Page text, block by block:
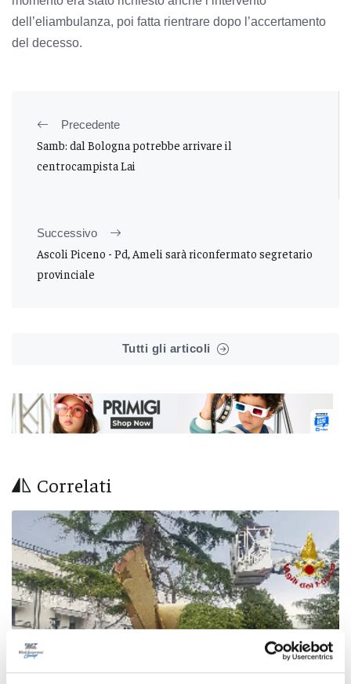
dell’eliambulanza, poi fatta rientrare dopo l’accertamento
del decesso.
Precedente
Samb: dal Bologna potrebbe arrivare il
centrocampista Lai
Successivo
Ascoli Piceno - Pd, Ameli sarà riconfermato segretario
provinciale
Tutti gli articoli
Correlati